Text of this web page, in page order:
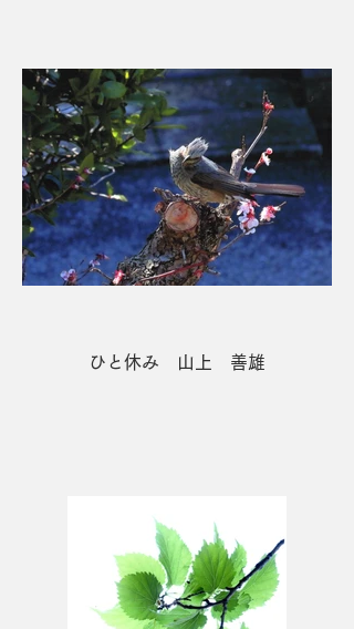
ひと休み 山上 善雄